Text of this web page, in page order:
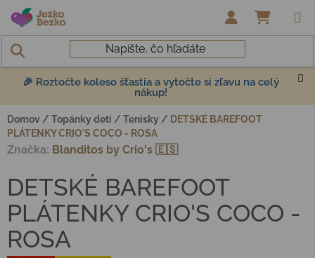
Prejsť na obsah
🎉 Roztočte koleso šťastia a vytočte si zľavu na celý
nákup!
Domov / Topánky deti / Tenisky / DETSKÉ BAREFOOT
PLÁTENKY CRIO'S COCO - ROSA
DETSKÉ BAREFOOT
PLÁTENKY CRIO'S COCO -
ROSA
Značka: Blanditos by Crio's 🇪🇸